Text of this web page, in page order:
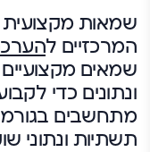
שמאות
המרכזיים ל
שמאים
ונתונים כדי
מתחשבים
תשתיות ונתוני